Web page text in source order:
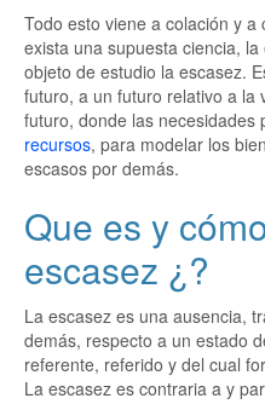
Todo esto viene a colación y
exista una supuesta ciencia,
objeto de estudio la escasez.
futuro, a un futuro relativo a la
futuro, donde las necesidades
recursos, para modelar los
escasos por demás.
Que es y
escasez ¿?
La escasez es una ausencia,
demás, respecto a un estado
referente, referido y del cual
La escasez es contraria a y